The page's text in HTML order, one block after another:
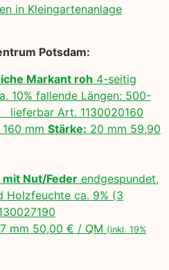
in Kleingartenanlage
Potsdam:
Markant roh 4-seitig
10% fallende Längen: 500-
Art. 1130020160
160 mm Stärke: 20 mm 59,90
Nut/Feder endgespundet,
Holzfeuchte ca. 9% (3
mm 50,00 € / QM (inkl. 19%